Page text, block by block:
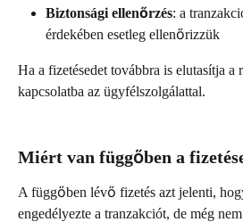
Biztonsági ellenőrzés: a
érdekében esetleg ellenőrizzük
Ha a fizetésedet továbbra is elutasítja a
kapcsolatba az ügyfélszolgálattal.
Miért van függőben a
A függőben lévő fizetés azt jelenti,
engedélyezte a tranzakciót, de még